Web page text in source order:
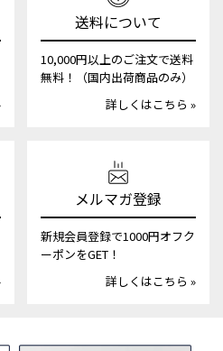
送料について
10,000円以上のご注文で送料
無料！（国内出荷商品のみ）
詳しくはこちら »
メルマガ登録
新規会員登録で1000円オフク
ーポンをGET！
詳しくはこちら »